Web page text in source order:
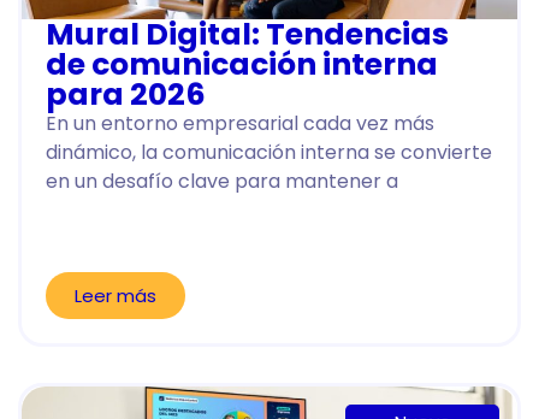
Mural Digital: Tendencias
de comunicación interna
para 2026
En un entorno empresarial cada vez más
dinámico, la comunicación interna se convierte
en un desafío clave para mantener a
Leer más